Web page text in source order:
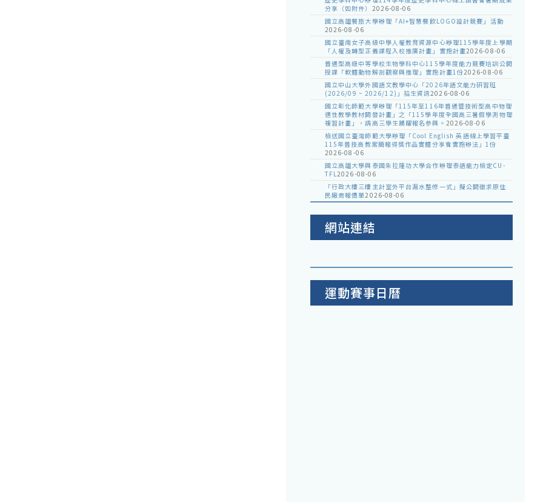
分享（如附件） 2026-08-06
國立高雄餐旅大學辦理「AI+智慧餐飲LOGO設計競賽」活動
2026-08-06
國立臺南女子高級中學人權教育資源中心辦理115學年度上學期
「人權及轉型正義課程入校推廣計畫」實施計畫2026-08-06
普通型高級中等學校生物學科中心115學年度能力競賽培訓公開
授課「軟體動物解剖觀察與推理」實施計畫1份2026-08-06
國立中山大學外國語文教學中心「2026年語文能力研習班
(2026/09 ~ 2026/12)」招生資訊2026-08-06
國立彰化師範大學辦理「115年至116年普通暨技術型高中物理
適性教學教材開發計畫」之「115學年度全國高三暑假學測物理
複習計畫」，請高三學生踴躍報名參與。 2026-08-06
檢送國立臺灣師範大學辦理「Cool English 英語線上學習平臺
115年普技高教案簡報得獎作品實體分享會實施辦法」1份
2026-08-06
國立高雄大學與泰國朱拉隆功大學合作辦理泰語能力檢定CU-
TFL2026-08-06
「行政大樓三樓主計室外平台漏水整修一式」擬公開徵求原住
民廠商報價單2026-08-06
網站連結
運動賽事日曆